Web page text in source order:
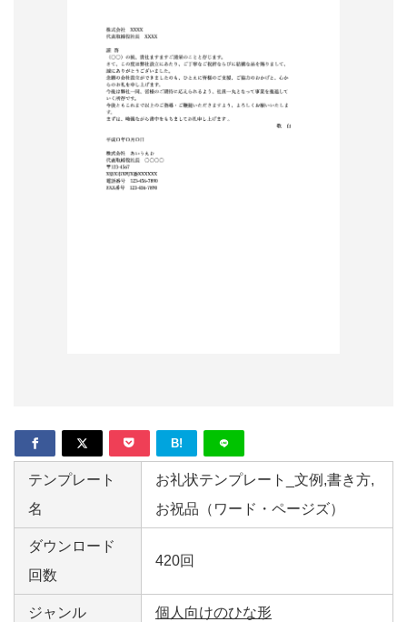
B!
テンプレート
名
お礼状テンプレート_文例,書き方,
お祝品（ワード・ページズ）
ダウンロード
回数
420回
ジャンル 個人向けのひな形